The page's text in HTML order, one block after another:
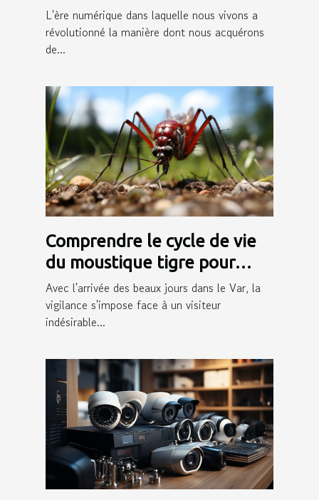
l'apprentissage des langues
étrangères ?
L'ère numérique dans laquelle nous vivons a
révolutionné la manière dont nous acquérons
de...
Comprendre le cycle de vie
du moustique tigre pour
mieux prévenir sa
prolifération dans le Var
Avec l'arrivée des beaux jours dans le Var, la
vigilance s'impose face à un visiteur
indésirable...